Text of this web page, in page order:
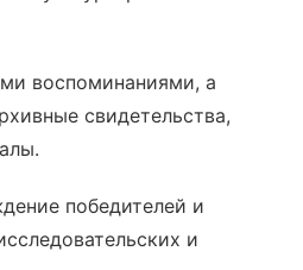
воспоминаниями, а
свидетельства,
победителей и
и